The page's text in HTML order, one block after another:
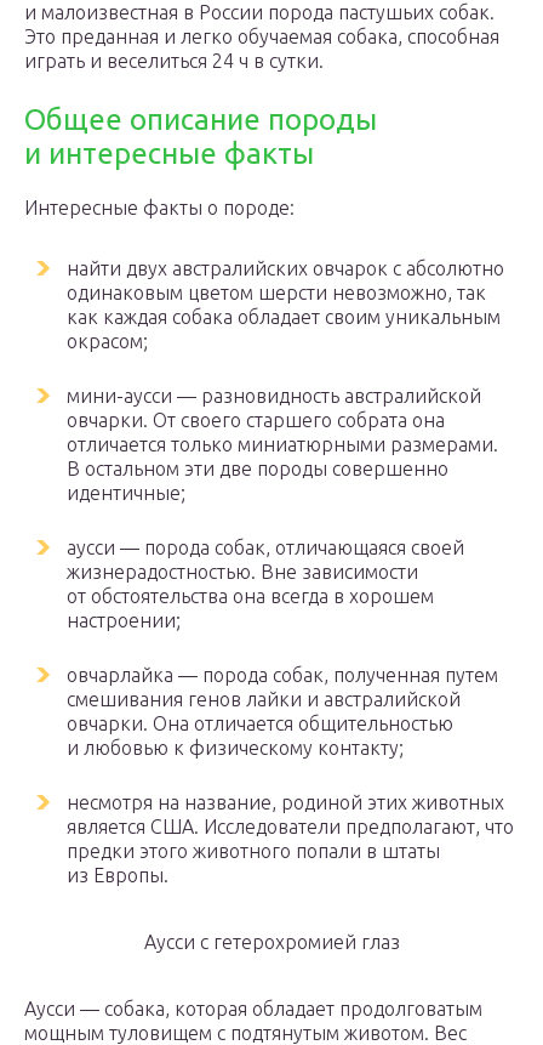
и малоизвестная в России порода пастушьих собак.
Это преданная и легко обучаемая собака, способная
играть и веселиться 24 ч в сутки.
Общее описание породы
и интересные факты
Интересные факты о породе:
найти двух австралийских овчарок с абсолютно
одинаковым цветом шерсти невозможно, так
как каждая собака обладает своим уникальным
окрасом;
мини-аусси — разновидность австралийской
овчарки. От своего старшего собрата она
отличается только миниатюрными размерами.
В остальном эти две породы совершенно
идентичные;
аусси — порода собак, отличающаяся своей
жизнерадостностью. Вне зависимости
от обстоятельства она всегда в хорошем
настроении;
овчарлайка — порода собак, полученная путем
смешивания генов лайки и австралийской
овчарки. Она отличается общительностью
и любовью к физическому контакту;
несмотря на название, родиной этих животных
является США. Исследователи предполагают, что
предки этого животного попали в штаты
из Европы.
Аусси с гетерохромией глаз
Аусси — собака, которая обладает продолговатым
мощным туловищем с подтянутым животом. Вес